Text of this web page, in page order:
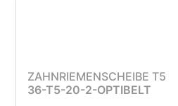
ZAHNRIEMENSCHEIBE T5
36-T5-20-2-OPTIBELT